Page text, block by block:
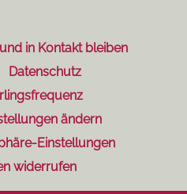
in Kontakt bleiben
Datenschutz
ändern
Einstellungen
widerrufen